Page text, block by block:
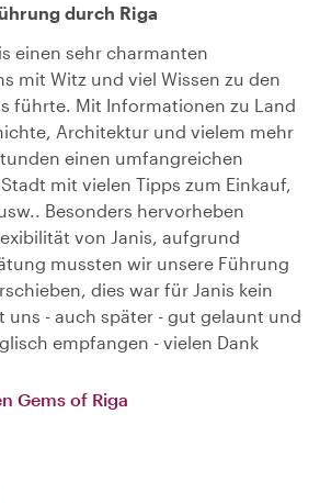
durch Riga
einen sehr charmanten
mit Witz und viel Wissen zu den
führte. Mit Informationen zu Land
Architektur und vielem mehr
einen umfangreichen
mit vielen Tipps zum Einkauf,
Besonders hervorheben
von Janis, aufgrund
mussten wir unsere Führung
dies war für Janis kein
uns - auch später - gut gelaunt und
empfangen - vielen Dank
Gems of Riga